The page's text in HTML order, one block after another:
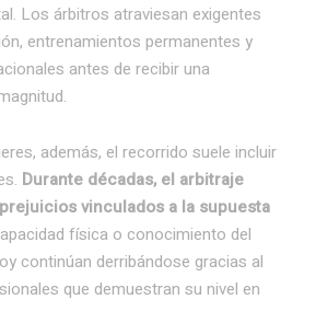
Los árbitros atraviesan exigentes
entrenamientos permanentes y
antes de recibir una
además, el recorrido suele incluir
Durante décadas, el arbitraje
vinculados a la supuesta
física o conocimiento del
continúan derribándose gracias al
que demuestran su nivel en